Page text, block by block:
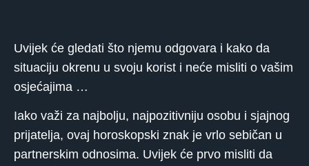
Uvijek će gledati što njemu odgovara i kako da
situaciju okrenu u svoju korist i neće misliti o vašim
osjećajima …
Iako važi za najbolju, najpozitivniju osobu i sjajnog
prijatelja, ovaj horoskopski znak je vrlo sebičan u
partnerskim odnosima. Uvijek će prvo misliti da